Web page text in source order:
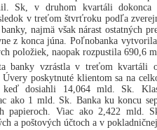
Sk, v druhom kvartáli
v treťom štvrťroku podľa
najmä však nárast ostatných
z konca júna. Poľnobanka
položiek, naopak rozpustila 690,6
banky vzrástla v treťom kvartáli
poskytnuté klientom sa na
keď dosiahli 14,064 mld. Sk.
ako 1 mld. Sk. Banka ku koncu
papieroch. Viac ako 2,422 mld.
a poštových účtoch a v